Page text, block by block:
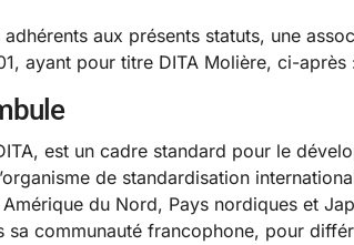
aux présents statuts, une
ayant pour titre​ DITA Molière​, ci-après
est un cadre standard pour le
de standardisation
du Nord, Pays nordiques et
sa communauté francophone, pour